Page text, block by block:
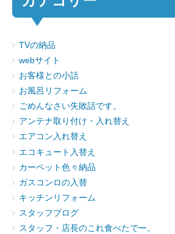
TVの納品
webサイト
お客様との小話
お風呂リフォーム
ごめんなさい失敗話です。
アンテナ取り付け・入れ替え
エアコン入れ替え
エコキュート入替え
カーペット色々納品
ガスコンロの入替
キッチンリフォーム
スタッフブログ
スタッフ・店長のこれ食べたでー。